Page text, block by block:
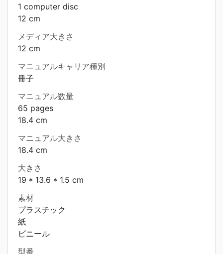
1 computer disc
12 cm
メディア大きさ
12 cm
マニュアルキャリア種別
冊子
マニュアル数量
65 pages
18.4 cm
マニュアル大きさ
18.4 cm
大きさ
19 * 13.6 * 1.5 cm
素材
プラスチック
紙
ビニール
型番